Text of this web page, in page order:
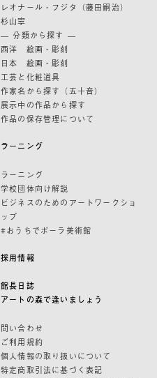
レオナール・フジタ（藤田嗣治）
杉山寧
— 分類から探す —
西洋 絵画・彫刻
日本 絵画・彫刻
工芸と化粧道具
作家名から探す（五十音）
展示中の作品から探す
作品の保存管理について
ラーニング
ラーニング
学校団体向け解説
ビジネスのためのアートワークショ
ップ
#おうちでポーラ美術館
採用情報
館長日誌
アートの森で逢いましょう
問い合わせ
ご利用規約
個人情報の取り扱いについて
特定商取引法に基づく表記